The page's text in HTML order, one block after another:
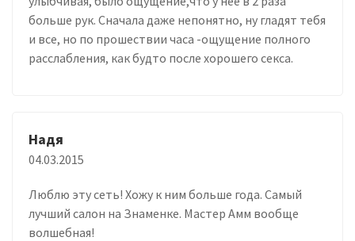
больше рук. Сначала даже непонятно, ну гладят тебя
и все, но по прошествии часа -ощущение полного
расслабления, как будто после хорошего секса.
Надя
04.03.2015
Люблю эту сеть! Хожу к ним больше года. Самый
лучший салон на Знаменке. Мастер Амм вообще
волшебная!